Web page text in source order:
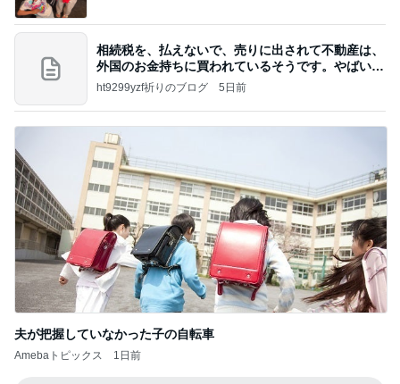
相続税を、払えないで、売りに出されて不動産は、
外国のお金持ちに買われているそうです。やばいで
すよ
ht9299yzf祈りのブログ 5日前
夫が把握していなかった子の自転車
Amebaトピックス 1日前